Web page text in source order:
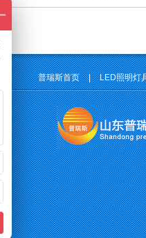
普瑞斯首页 | LED照明灯